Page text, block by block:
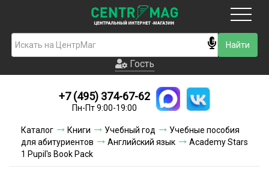
Гость
Новинки
Условия доставки
Гость
+7 (495) 374-67-62
Пн-Пт 9:00-19:00
Каталог Книги Учебный год
Учебные пособия
для абитуриентов
Английский язык
Academy Stars
1 Pupil's Book Pack